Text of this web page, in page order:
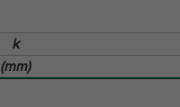
k
(mm)